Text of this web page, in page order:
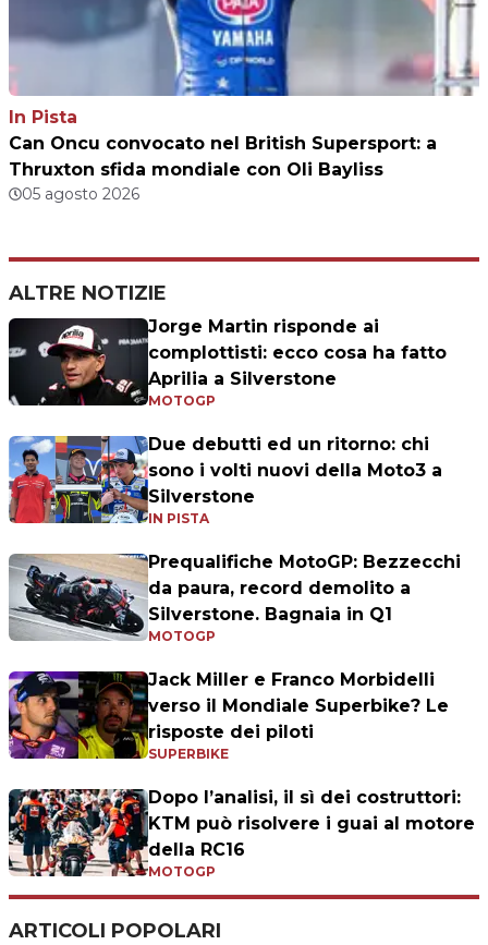
In Pista
Can Oncu convocato nel British Supersport: a
Thruxton sfida mondiale con Oli Bayliss
05 agosto 2026
ALTRE NOTIZIE
Jorge Martin risponde ai
complottisti: ecco cosa ha fatto
Aprilia a Silverstone
MOTOGP
Due debutti ed un ritorno: chi
sono i volti nuovi della Moto3 a
Silverstone
IN PISTA
Prequalifiche MotoGP: Bezzecchi
da paura, record demolito a
Silverstone. Bagnaia in Q1
MOTOGP
Jack Miller e Franco Morbidelli
verso il Mondiale Superbike? Le
risposte dei piloti
SUPERBIKE
Dopo l’analisi, il sì dei costruttori:
KTM può risolvere i guai al motore
della RC16
MOTOGP
ARTICOLI POPOLARI